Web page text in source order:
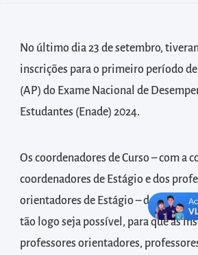
para
buscas
internas
Acessar
diretamente
no
rodapé
No último dia 23 de setembro,
inscrições para o primeiro período
(AP) do Exame Nacional de
Estudantes (Enade) 2024.
Os coordenadores de Curso – com a
coordenadores de Estágio e dos
orientadores de Estágio – deverão
tão logo seja possível, para que as
professores orientadores,